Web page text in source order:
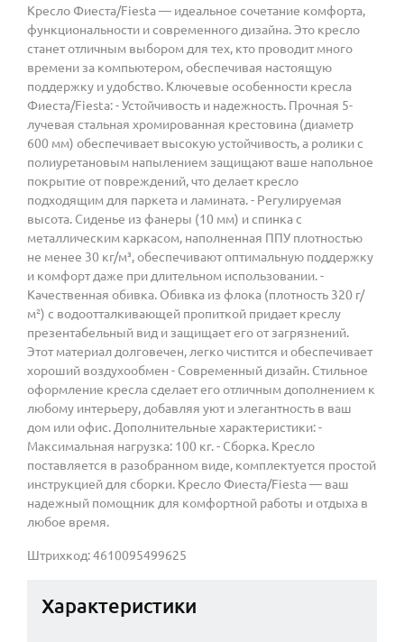
Кресло Фиеста/Fiesta — идеальное сочетание комфорта,
функциональности и современного дизайна. Это кресло
станет отличным выбором для тех, кто проводит много
времени за компьютером, обеспечивая настоящую
поддержку и удобство. Ключевые особенности кресла
Фиеста/Fiesta: - Устойчивость и надежность. Прочная 5-
лучевая стальная хромированная крестовина (диаметр
600 мм) обеспечивает высокую устойчивость, а ролики с
полиуретановым напылением защищают ваше напольное
покрытие от повреждений, что делает кресло
подходящим для паркета и ламината. - Регулируемая
высота. Сиденье из фанеры (10 мм) и спинка с
металлическим каркасом, наполненная ППУ плотностью
не менее 30 кг/м³, обеспечивают оптимальную поддержку
и комфорт даже при длительном использовании. -
Качественная обивка. Обивка из флока (плотность 320 г/
м²) с водоотталкивающей пропиткой придает креслу
презентабельный вид и защищает его от загрязнений.
Этот материал долговечен, легко чистится и обеспечивает
хороший воздухообмен - Современный дизайн. Стильное
оформление кресла сделает его отличным дополнением к
любому интерьеру, добавляя уют и элегантность в ваш
дом или офис. Дополнительные характеристики: -
Максимальная нагрузка: 100 кг. - Сборка. Кресло
поставляется в разобранном виде, комплектуется простой
инструкцией для сборки. Кресло Фиеста/Fiesta — ваш
надежный помощник для комфортной работы и отдыха в
любое время.
Штрихкод: 4610095499625
Характеристики